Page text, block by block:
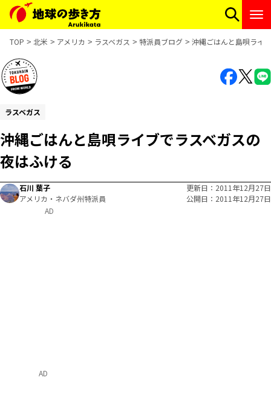
TOP 北米 アメリカ ラスベガス 特派員ブログ 沖縄ごはんと島唄ライ
ラスベガス
沖縄ごはんと島唄ライブでラスベガスの
夜はふける
石川 葉子
アメリカ・ネバダ州特派員
更新日
2011年12月27日
公開日
2011年12月27日
AD
AD